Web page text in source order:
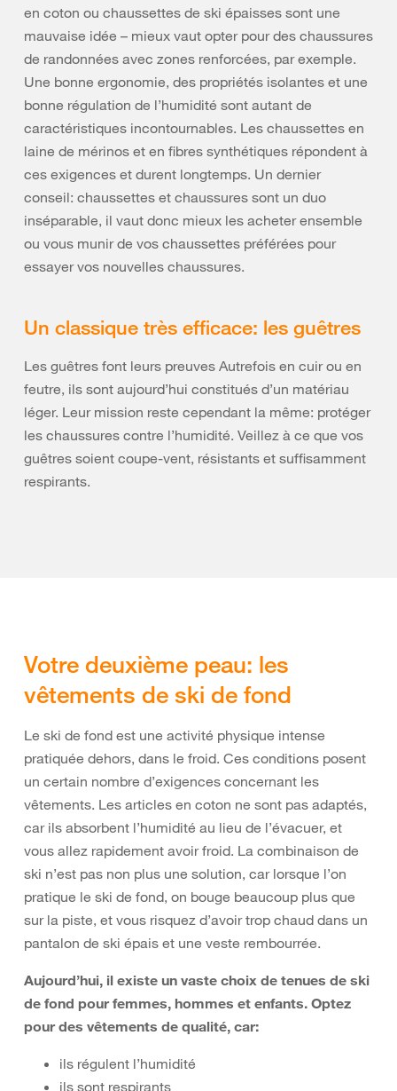
en coton ou chaussettes de ski épaisses sont une
mauvaise idée – mieux vaut opter pour des chaussures
de randonnées avec zones renforcées, par exemple.
Une bonne ergonomie, des propriétés isolantes et une
bonne régulation de l’humidité sont autant de
caractéristiques incontournables. Les chaussettes en
laine de mérinos et en fibres synthétiques répondent à
ces exigences et durent longtemps. Un dernier
conseil: chaussettes et chaussures sont un duo
inséparable, il vaut donc mieux les acheter ensemble
ou vous munir de vos chaussettes préférées pour
essayer vos nouvelles chaussures.
Un classique très efficace: les guêtres
Les guêtres font leurs preuves Autrefois en cuir ou en
feutre, ils sont aujourd’hui constitués d’un matériau
léger. Leur mission reste cependant la même: protéger
les chaussures contre l’humidité. Veillez à ce que vos
guêtres soient coupe-vent, résistants et suffisamment
respirants.
Votre deuxième peau: les
vêtements de ski de fond
Le ski de fond est une activité physique intense
pratiquée dehors, dans le froid. Ces conditions posent
un certain nombre d’exigences concernant les
vêtements. Les articles en coton ne sont pas adaptés,
car ils absorbent l’humidité au lieu de l’évacuer, et
vous allez rapidement avoir froid. La combinaison de
ski n’est pas non plus une solution, car lorsque l’on
pratique le ski de fond, on bouge beaucoup plus que
sur la piste, et vous risquez d’avoir trop chaud dans un
pantalon de ski épais et une veste rembourrée.
Aujourd’hui, il existe un vaste choix de tenues de ski
de fond pour femmes, hommes et enfants. Optez
pour des vêtements de qualité, car:
ils régulent l’humidité
ils sont respirants